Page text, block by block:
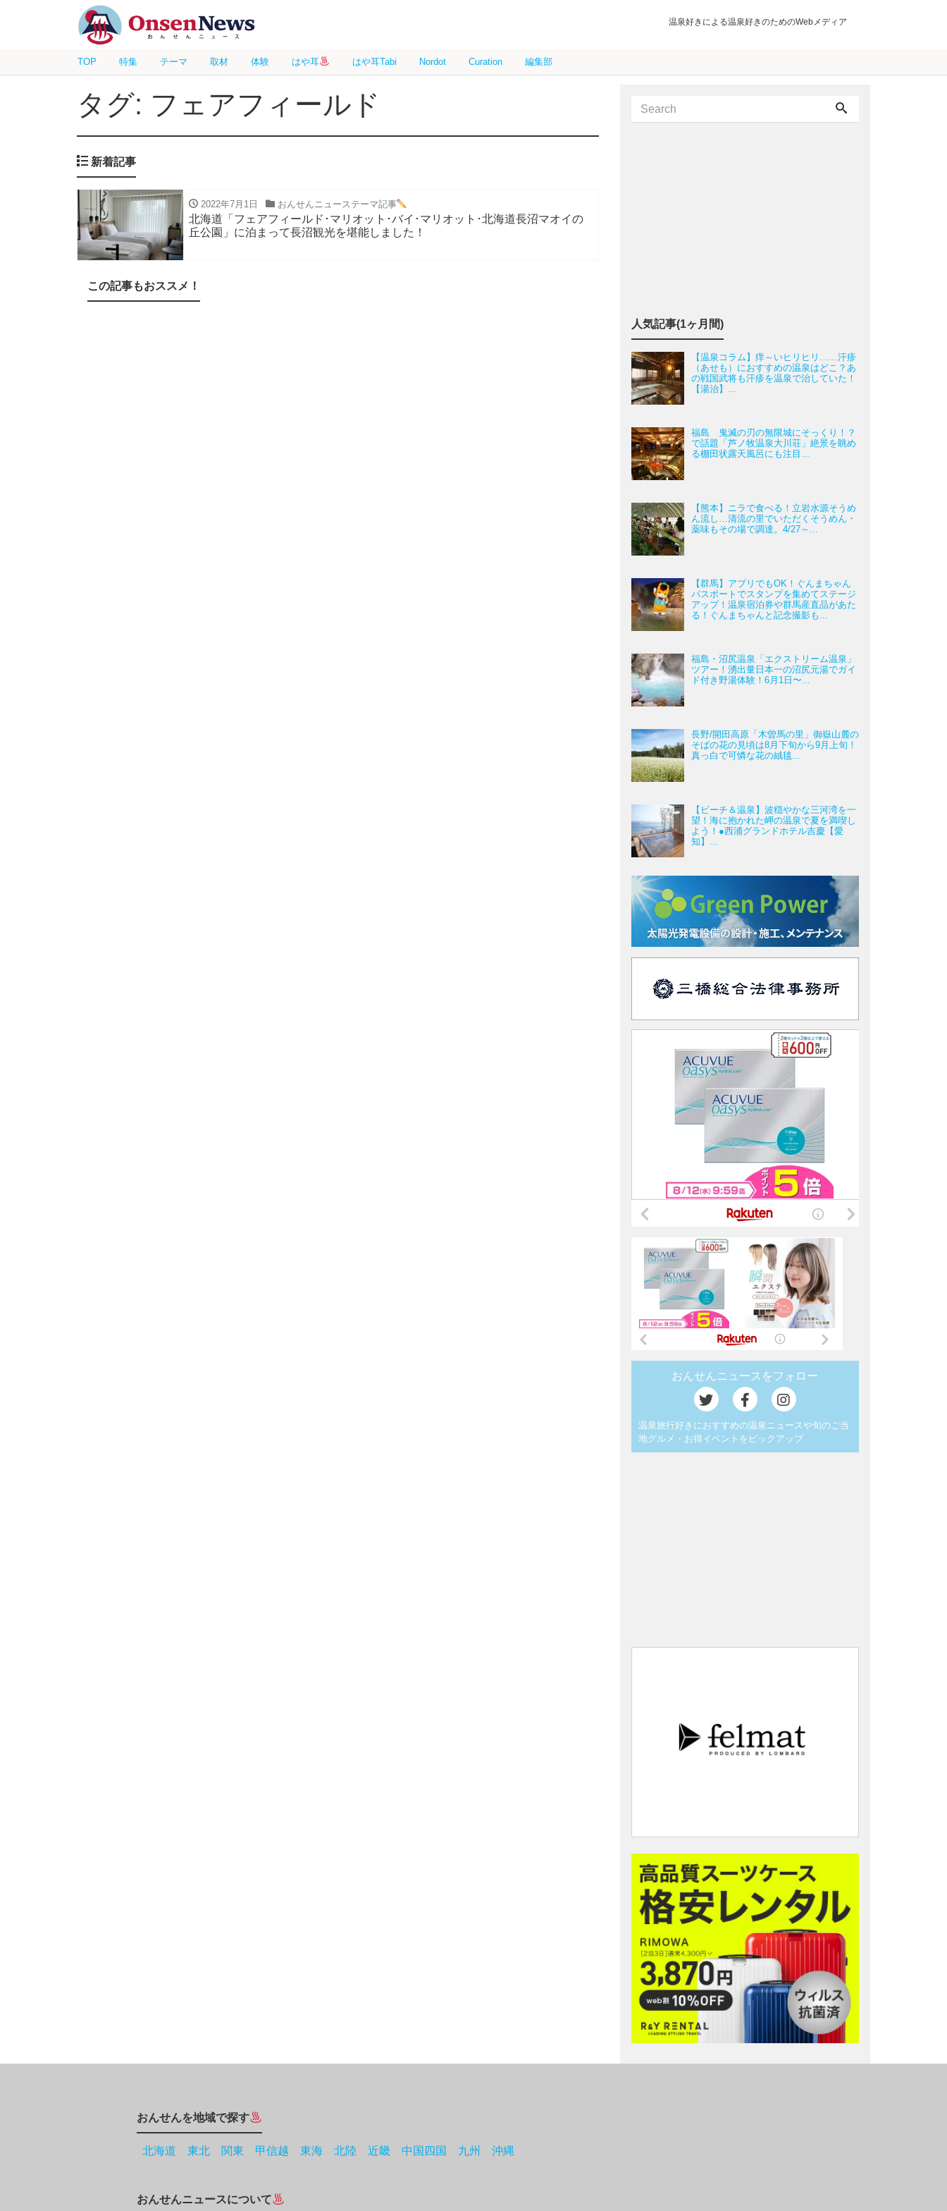
温泉好きによる温泉好きのためのWebメディア
TOP 特集 テーマ 取材 体験 はや耳 はや耳Tabi Nordot Curation 編集部
タグ: フェアフィールド
新着記事
2022年7月1日 おんせんニューステーマ記事
北海道「フェアフィールド･マリオット･バイ･マリオット･北海道長沼マオイの
丘公園」に泊まって長沼観光を堪能しました！
この記事もおススメ！
人気記事(1ヶ月間)
【温泉コラム】痒～いヒリヒリ……汗疹
（あせも）におすすめの温泉はどこ？あ
の戦国武将も汗疹を温泉で治していた！
【湯治】...
福島 鬼滅の刃の無限城にそっくり！？
で話題「芦ノ牧温泉大川荘」絶景を眺め
る棚田状露天風呂にも注目...
【熊本】ニラで食べる！立岩水源そうめ
ん流し…清流の里でいただくそうめん・
薬味もその場で調達。4/27～...
【群馬】アプリでもOK！ぐんまちゃん
パスポートでスタンプを集めてステージ
アップ！温泉宿泊券や群馬産直品があた
る！ぐんまちゃんと記念撮影も...
福島・沼尻温泉「エクストリーム温泉」
ツアー！湧出量日本一の沼尻元湯でガイ
ド付き野湯体験！6月1日〜...
長野/開田高原「木曽馬の里」御嶽山麓の
そばの花の見頃は8月下旬から9月上旬！
真っ白で可憐な花の絨毯...
【ビーチ＆温泉】波穏やかな三河湾を一
望！海に抱かれた岬の温泉で夏を満喫し
よう！●西浦グランドホテル吉慶【愛
知】...
おんせんニュースをフォロー
温泉旅行好きにおすすめの温泉ニュースや旬のご当
地グルメ・お得イベントをピックアップ
おんせんを地域で探す
北海道 東北 関東 甲信越 東海 北陸 近畿 中国四国 九州 沖縄
おんせんニュースについて